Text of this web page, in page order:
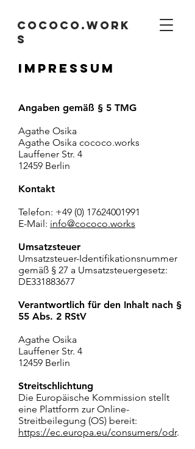
cococo.work
s
IMPRESSUM
Angaben gemäß § 5 TMG
Agathe Osika
Agathe Osika cococo.works
Lauffener Str. 4
12459 Berlin
Kontakt
Telefon: +49 (0) 17624001991
E-Mail: info@cococo.works
Umsatzsteuer
Umsatzsteuer-Identifikationsnummer
gemäß § 27 a Umsatzsteuergesetz:
DE331883677
Verantwortlich für den Inhalt nach §
55 Abs. 2 RStV
Agathe Osika
Lauffener Str. 4
12459 Berlin
Streitschlichtung
Die Europäische Kommission stellt
eine Plattform zur Online-
Streitbeilegung (OS) bereit:
https://ec.europa.eu/consumers/odr.